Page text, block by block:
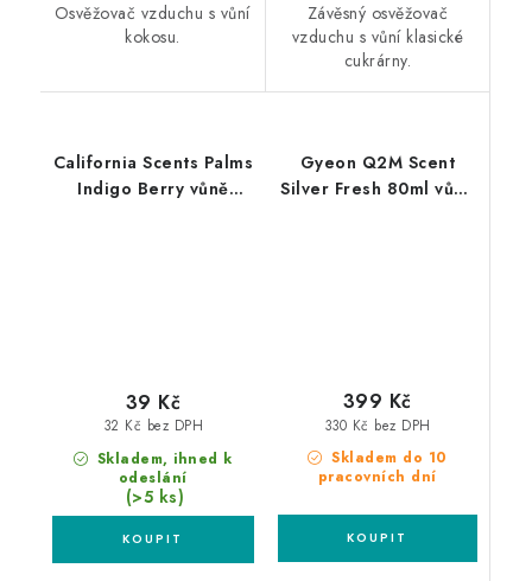
Osvěžovač vzduchu s vůní
kokosu.
Závěsný osvěžovač
vzduchu s vůní klasické
cukrárny.
California Scents Palms
Indigo Berry vůně
Skladem, ihned k
odeslání
(>5 ks)
32 Kč bez DPH
39 Kč
Gyeon Q2M Scent
Silver Fresh 80ml vůně
Skladem do 10
pracovních dní
330 Kč bez DPH
399 Kč